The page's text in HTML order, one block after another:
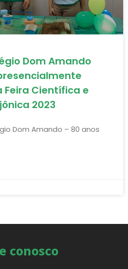
Dom Amando
Feira Científica e
2023
Dom Amando – 80 anos
conosco